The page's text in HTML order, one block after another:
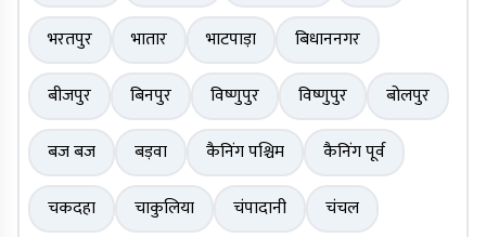
भरतपुर
भातार भाटपाड़ा
बिधाननगर
बीजपुर
बिनपुर विष्णुपुर विष्णुपुर
बोलपुर
बज बज
बड़वा कैनिंग पश्चिम
कैनिंग पूर्व
चकदहा
चाकुलिया चंपादानी
चंचल